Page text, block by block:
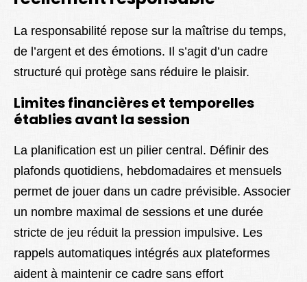
La responsabilité repose sur la maîtrise du temps,
de l’argent et des émotions. Il s’agit d’un cadre
structuré qui protège sans réduire le plaisir.
Limites financières et temporelles
établies avant la session
La planification est un pilier central. Définir des
plafonds quotidiens, hebdomadaires et mensuels
permet de jouer dans un cadre prévisible. Associer
un nombre maximal de sessions et une durée
stricte de jeu réduit la pression impulsive. Les
rappels automatiques intégrés aux plateformes
aident à maintenir ce cadre sans effort